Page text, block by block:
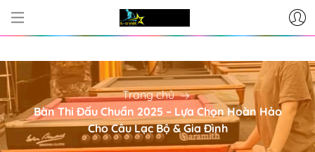
CƠ SỞ CUNG CẤP BÀN
Trang chủ
Bàn Thi Đấu Chuẩn 2025 – Lựa Chọn Hoàn Hảo
Cho Câu Lạc Bộ & Gia Đình